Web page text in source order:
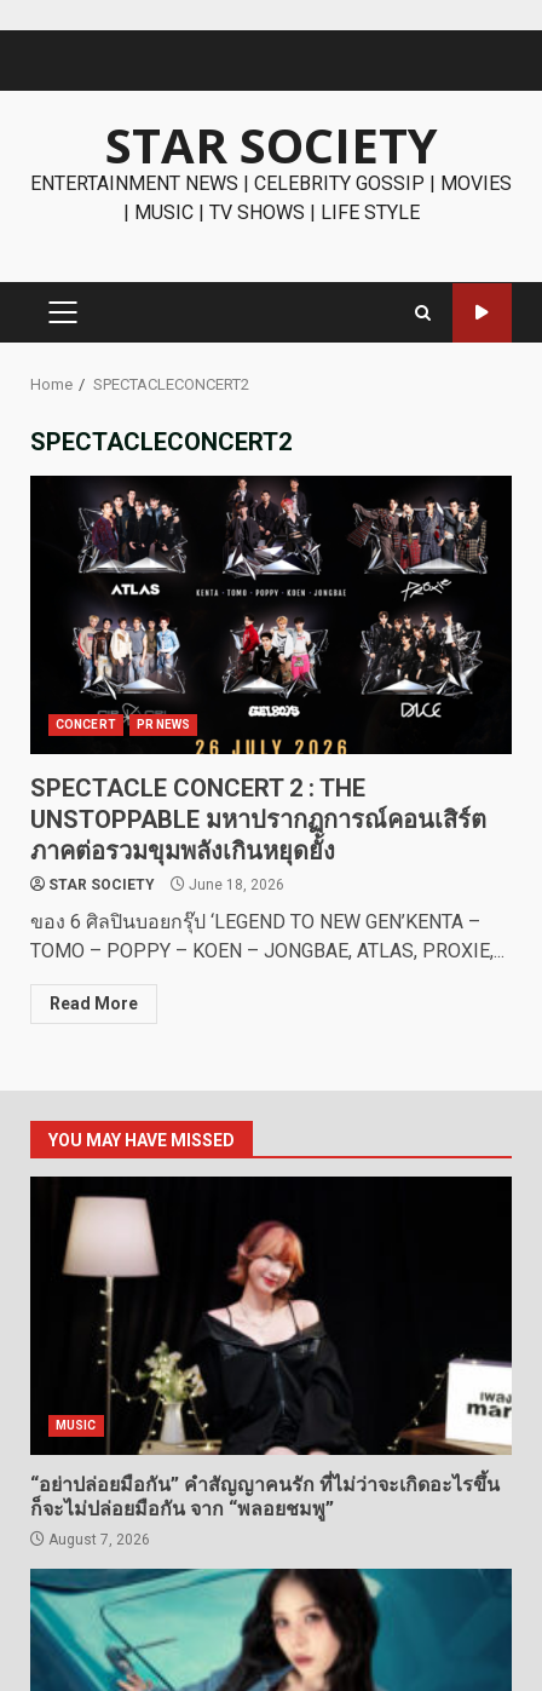
STAR SOCIETY
ENTERTAINMENT NEWS | CELEBRITY GOSSIP | MOVIES
| MUSIC | TV SHOWS | LIFE STYLE
PRIMARY
Home SPECTACLECONCERT2
SPECTACLECONCERT2
CONCERT PR NEWS
SPECTACLE CONCERT 2 : THE
UNSTOPPABLE มหาปรากฏการณ์คอนเสิร์ต
ภาคต่อรวมขุมพลังเกินหยุดยั้ง
STAR SOCIETY June 18, 2026
ของ 6 ศิลปินบอยกรุ๊ป ‘LEGEND TO NEW GEN’KENTA –
TOMO – POPPY – KOEN – JONGBAE, ATLAS, PROXIE,...
Read More
YOU MAY HAVE MISSED
MUSIC
“อย่าปล่อยมือกัน” คำสัญญาคนรัก ที่ไม่ว่าจะเกิดอะไรขึ้น
ก็จะไม่ปล่อยมือกัน จาก “พลอยชมพู”
August 7, 2026